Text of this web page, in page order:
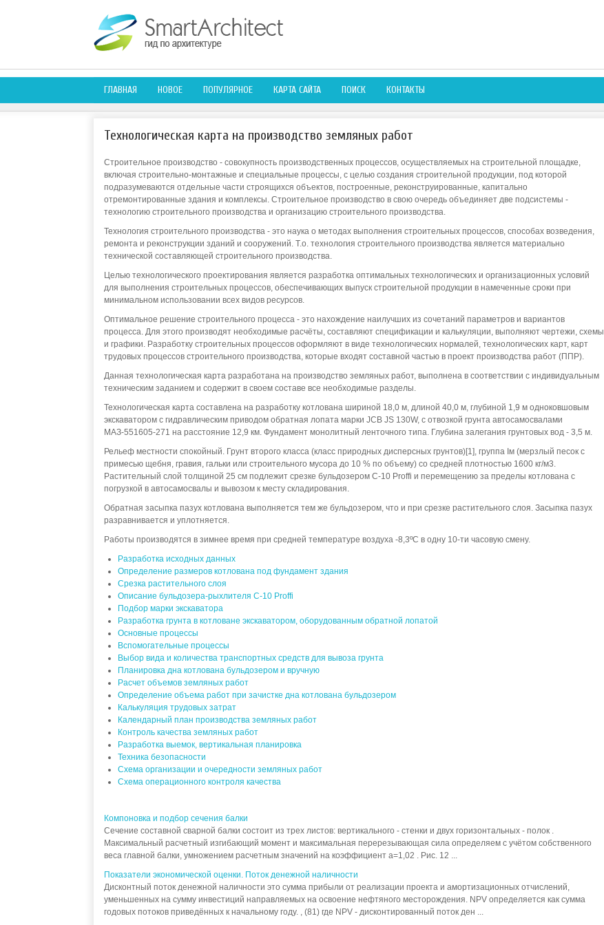
ГЛАВНАЯ НОВОЕ ПОПУЛЯРНОЕ КАРТА САЙТА ПОИСК КОНТАКТЫ
Технологическая карта на производство земляных работ
Строительное производство - совокупность производственных процессов, осуществляемых на строительной площадке,
включая строительно-монтажные и специальные процессы, с целью создания строительной продукции, под которой
подразумеваются отдельные части строящихся объектов, построенные, реконструированные, капитально
отремонтированные здания и комплексы. Строительное производство в свою очередь объединяет две подсистемы -
технологию строительного производства и организацию строительного производства.
Технология строительного производства - это наука о методах выполнения строительных процессов, способах возведения,
ремонта и реконструкции зданий и сооружений. Т.о. технология строительного производства является материально
технической составляющей строительного производства.
Целью технологического проектирования является разработка оптимальных технологических и организационных условий
для выполнения строительных процессов, обеспечивающих выпуск строительной продукции в намеченные сроки при
минимальном использовании всех видов ресурсов.
Оптимальное решение строительного процесса - это нахождение наилучших из сочетаний параметров и вариантов
процесса. Для этого производят необходимые расчёты, составляют спецификации и калькуляции, выполняют чертежи, схемы
и графики. Разработку строительных процессов оформляют в виде технологических нормалей, технологических карт, карт
трудовых процессов строительного производства, которые входят составной частью в проект производства работ (ППР).
Данная технологическая карта разработана на производство земляных работ, выполнена в соответствии с индивидуальным
техническим заданием и содержит в своем составе все необходимые разделы.
Технологическая карта составлена на разработку котлована шириной 18,0 м, длиной 40,0 м, глубиной 1,9 м одноковшовым
экскаватором с гидравлическим приводом обратная лопата марки JCB JS 130W, с отвозкой грунта автосамосвалами
МАЗ-551605-271 на расстояние 12,9 км. Фундамент монолитный ленточного типа. Глубина залегания грунтовых вод - 3,5 м.
Рельеф местности спокойный. Грунт второго класса (класс природных дисперсных грунтов)[1], группа Iм (мерзлый песок с
примесью щебня, гравия, гальки или строительного мусора до 10 % по объему) со средней плотностью 1600 кг/м3.
Растительный слой толщиной 25 см подлежит срезке бульдозером С-10 Proffi и перемещению за пределы котлована с
погрузкой в автосамосвалы и вывозом к месту складирования.
Обратная засыпка пазух котлована выполняется тем же бульдозером, что и при срезке растительного слоя. Засыпка пазух
разравнивается и уплотняется.
Работы производятся в зимнее время при средней температуре воздуха -8,3ºС в одну 10-ти часовую смену.
Разработка исходных данных
Определение размеров котлована под фундамент здания
Срезка растительного слоя
Описание бульдозера-рыхлителя С-10 Proffi
Подбор марки экскаватора
Разработка грунта в котловане экскаватором, оборудованным обратной лопатой
Основные процессы
Вспомогательные процессы
Выбор вида и количества транспортных средств для вывоза грунта
Планировка дна котлована бульдозером и вручную
Расчет объемов земляных работ
Определение объема работ при зачистке дна котлована бульдозером
Калькуляция трудовых затрат
Календарный план производства земляных работ
Контроль качества земляных работ
Разработка выемок, вертикальная планировка
Техника безопасности
Схема организации и очередности земляных работ
Схема операционного контроля качества
Компоновка и подбор сечения балки
Сечение составной сварной балки состоит из трех листов: вертикального - стенки и двух горизонтальных - полок .
Максимальный расчетный изгибающий момент и максимальная перерезывающая сила определяем с учётом собственного
веса главной балки, умножением расчетным значений на коэффициент a=1,02 . Рис. 12 ...
Показатели экономической оценки. Поток денежной наличности
Дисконтный поток денежной наличности это сумма прибыли от реализации проекта и амортизационных отчислений,
уменьшенных на сумму инвестиций направляемых на освоение нефтяного месторождения. NPV определяется как сумма
годовых потоков приведённых к начальному году. , (81) где NPV - дисконтированный поток ден ...